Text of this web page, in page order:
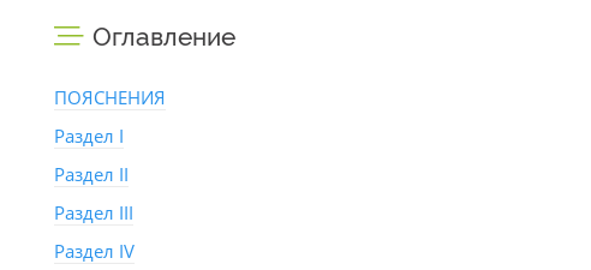
Оглавление
ПОЯСНЕНИЯ
Раздел I
Раздел II
Раздел III
Раздел IV